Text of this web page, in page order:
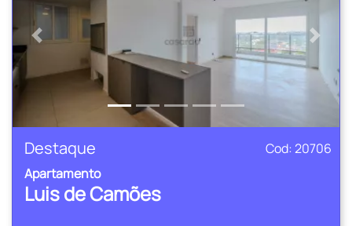
Anterior
Destaque
Cod: 20706
Apartamento
Luis de Camões